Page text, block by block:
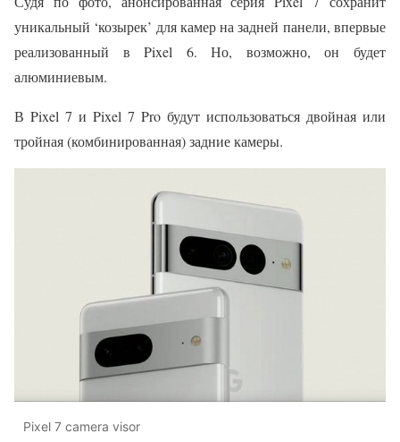
уникальный ‘козырек’ для камер на задней панели, впервые
реализованный в Pixel 6. Но, возможно, он будет
алюминиевым.
В Pixel 7 и Pixel 7 Pro будут использоваться двойная или
тройная (комбинированная) задние камеры.
Pixel 7 camera visor